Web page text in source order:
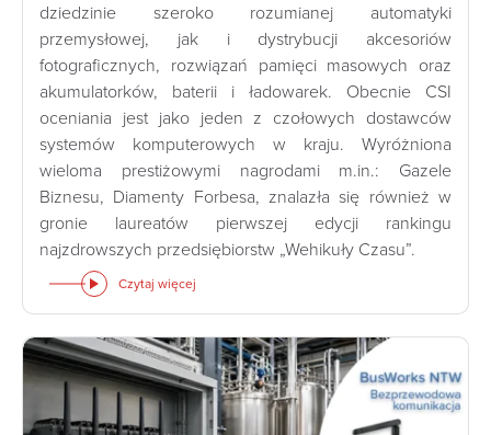
dziedzinie szeroko rozumianej automatyki
przemysłowej, jak i dystrybucji akcesoriów
fotograficznych, rozwiązań pamięci masowych oraz
akumulatorków, baterii i ładowarek. Obecnie CSI
oceniania jest jako jeden z czołowych dostawców
systemów komputerowych w kraju. Wyróżniona
wieloma prestiżowymi nagrodami m.in.: Gazele
Biznesu, Diamenty Forbesa, znalazła się również w
gronie laureatów pierwszej edycji rankingu
najzdrowszych przedsiębiorstw „Wehikuły Czasu”.
Czytaj więcej